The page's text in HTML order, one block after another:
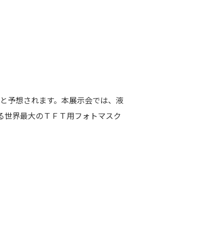
予想されます。本展示会では、液
界最大のＴＦＴ用フォトマスク